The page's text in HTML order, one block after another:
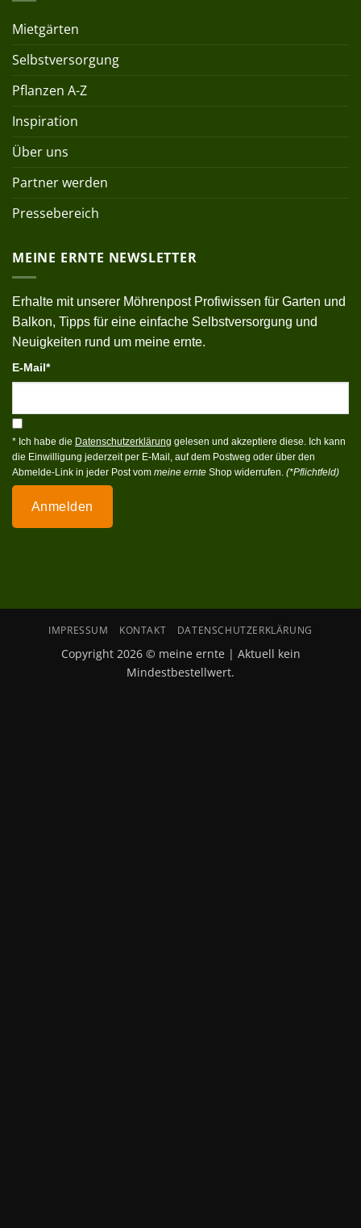
Mietgärten
Selbstversorgung
Pflanzen A-Z
Inspiration
Über uns
Partner werden
Pressebereich
MEINE ERNTE NEWSLETTER
Erhalte mit unserer Möhrenpost Profiwissen für Garten und
Balkon, Tipps für eine einfache Selbstversorgung und
Neuigkeiten rund um meine ernte.
E-Mail*
* Ich habe die Datenschutzerklärung gelesen und akzeptiere diese. Ich kann
die Einwilligung jederzeit per E-Mail, auf dem Postweg oder über den
Abmelde-Link in jeder Post vom meine ernte Shop widerrufen. (*Pflichtfeld)
Anmelden
IMPRESSUM KONTAKT DATENSCHUTZERKLÄRUNG
Copyright 2026 © meine ernte | Aktuell kein
Mindestbestellwert.